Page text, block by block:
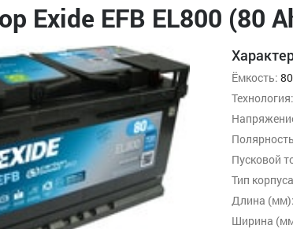
Exide EFB EL800 (80
Ёмкость:
Технология:
Пусковой
Тип
Длина (мм):
Ширина